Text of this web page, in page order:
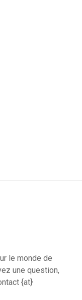
le monde de
une question,
{at}